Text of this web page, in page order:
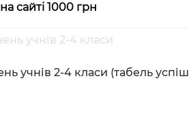
сайті 1000 грн
учнів 2-4 класи
учнів 2-4 класи (табель